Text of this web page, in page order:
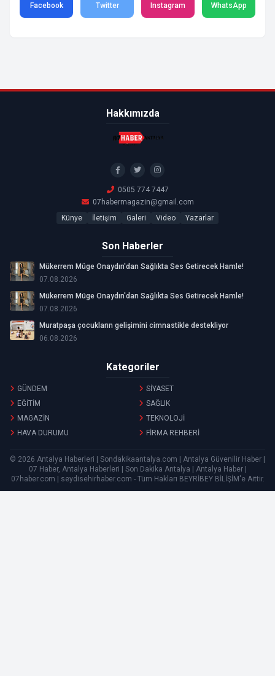
Facebook Twitter Instagram WhatsApp
Hakkımızda
0505 774 7447
07habermagazin@gmail.com
Künye
İletişim Galeri Video Yazarlar
Son Haberler
Mükerrem Müge Onaydın'dan Sağlıkta Ses Getirecek Hamle!
07.08.2026
Mükerrem Müge Onaydın'dan Sağlıkta Ses Getirecek Hamle!
07.08.2026
Muratpaşa çocukların gelişimini cimnastikle destekliyor
06.08.2026
Kategoriler
GÜNDEM
SİYASET
EĞİTİM
SAĞLIK
MAGAZİN
TEKNOLOJİ
HAVA DURUMU
FİRMA REHBERİ
© 2026 Antalya Haberleri | Sondakikaantalya.com | Antalya Güvenilir Haber |
07 Haber, Antalya Haberleri | Son Dakika Antalya | Antalya Haber |
07haber.com | seydisehirhaber.com - Tüm Hakları BEYRİBEY BİLİŞİM'e Aittir.